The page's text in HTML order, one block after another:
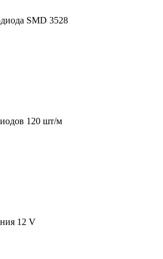
SMD 3528
120 шт/м
12 V